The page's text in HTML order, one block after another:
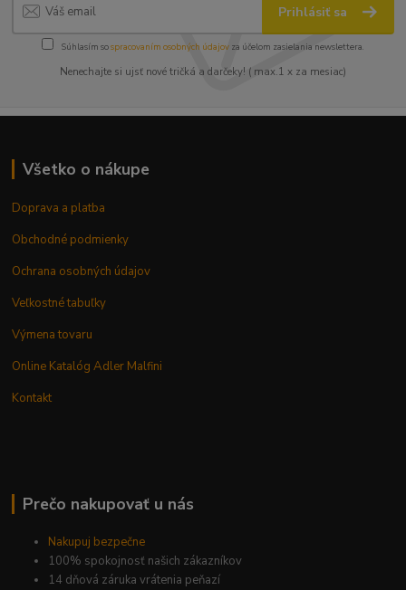
Prihlásiť sa
Súhlasím sospracovaním osobných údajov za účelom zasielania newslettera.
Nenechajte si ujsť nové tričká a darčeky! ( max.1 x za mesiac)
Všetko o nákupe
Doprava a platba
Obchodné podmienky
Ochrana osobných údajov
Veľkostné tabuľky
Výmena tovaru
Online Katalóg Adler Malfini
Kontakt
Prečo nakupovať u nás
Nakupuj bezpečne
100% spokojnosť našich zákazníkov
14 dňová záruka vrátenia peňazí